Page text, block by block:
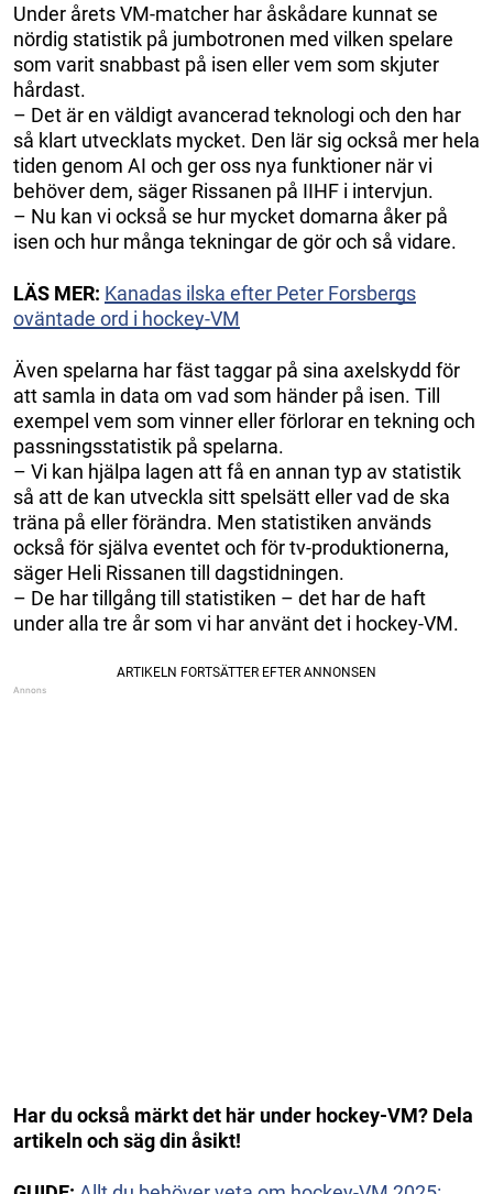
Under årets VM-matcher har åskådare kunnat se
nördig statistik på jumbotronen med vilken spelare
som varit snabbast på isen eller vem som skjuter
hårdast.
– Det är en väldigt avancerad teknologi och den har
så klart utvecklats mycket. Den lär sig också mer hela
tiden genom AI och ger oss nya funktioner när vi
behöver dem, säger Rissanen på IIHF i intervjun.
– Nu kan vi också se hur mycket domarna åker på
isen och hur många tekningar de gör och så vidare.
LÄS MER: Kanadas ilska efter Peter Forsbergs
oväntade ord i hockey-VM
Även spelarna har fäst taggar på sina axelskydd för
att samla in data om vad som händer på isen. Till
exempel vem som vinner eller förlorar en tekning och
passningsstatistik på spelarna.
– Vi kan hjälpa lagen att få en annan typ av statistik
så att de kan utveckla sitt spelsätt eller vad de ska
träna på eller förändra. Men statistiken används
också för själva eventet och för tv-produktionerna,
säger Heli Rissanen till dagstidningen.
– De har tillgång till statistiken – det har de haft
under alla tre år som vi har använt det i hockey-VM.
Har du också märkt det här under hockey-VM? Dela
artikeln och säg din åsikt!